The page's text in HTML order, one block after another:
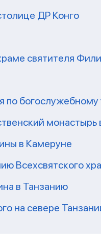
ДР Конго
святителя
по богослужебному
монастырь
в Камеруне
Всехсвятского
в Танзанию
на севере